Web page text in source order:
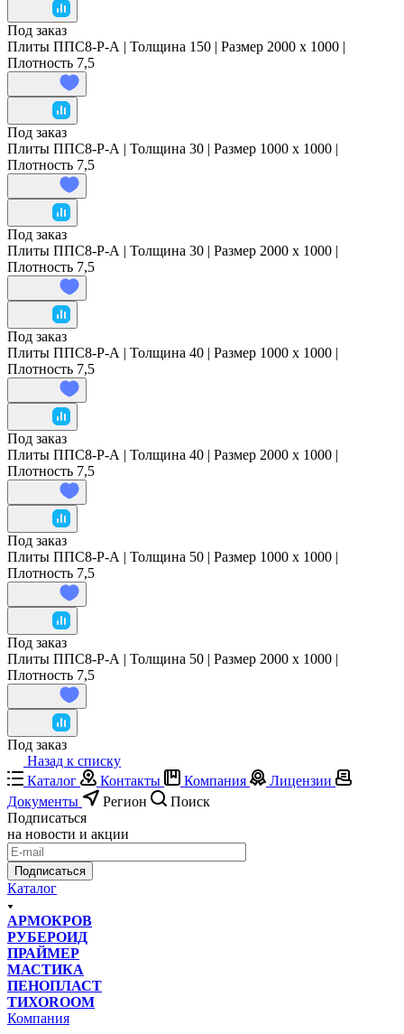
Под заказ
Плиты ППС8-Р-А | Толщина 150 | Размер 2000 x 1000 |
Плотность 7,5
Под заказ
Плиты ППС8-Р-А | Толщина 30 | Размер 1000 x 1000 |
Плотность 7,5
Под заказ
Плиты ППС8-Р-А | Толщина 30 | Размер 2000 x 1000 |
Плотность 7,5
Под заказ
Плиты ППС8-Р-А | Толщина 40 | Размер 1000 x 1000 |
Плотность 7,5
Под заказ
Плиты ППС8-Р-А | Толщина 40 | Размер 2000 x 1000 |
Плотность 7,5
Под заказ
Плиты ППС8-Р-А | Толщина 50 | Размер 1000 x 1000 |
Плотность 7,5
Под заказ
Плиты ППС8-Р-А | Толщина 50 | Размер 2000 x 1000 |
Плотность 7,5
Под заказ
Назад к списку
Каталог
Контакты Компания
Лицензии
Документы
Регион
Поиск
Подписаться
на новости и акции
Подписаться
Каталог
АРМОКРОВ
РУБЕРОИД
ПРАЙМЕР
МАСТИКА
ПЕНОПЛАСТ
ТИХОROOM
Компания